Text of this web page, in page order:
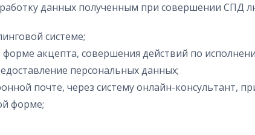
данных полученным при совершении СПД
системе;
акцепта, совершения действий по
персональных данных;
почте, через систему онлайн-консультант,
форме;